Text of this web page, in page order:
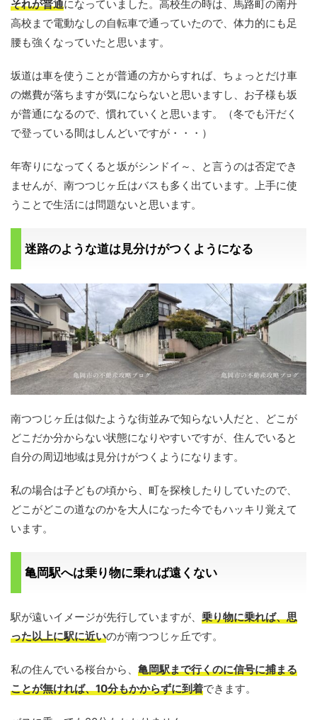
それが普通になっていました。高校生の時は、馬路町の南丹
高校まで電動なしの自転車で通っていたので、体力的にも足
腰も強くなっていたと思います。
坂道は車を使うことが普通の方からすれば、ちょっとだけ車
の燃費が落ちますが気にならないと思いますし、お子様も坂
が普通になるので、慣れていくと思います。（冬でも汗だく
で登っている間はしんどいですが・・・）
年寄りになってくると坂がシンドイ～、と言うのは否定でき
ませんが、南つつじヶ丘はバスも多く出ています。上手に使
うことで生活には問題ないと思います。
迷路のような道は見分けがつくようになる
南つつじヶ丘は似たような街並みで知らない人だと、どこが
どこだか分からない状態になりやすいですが、住んでいると
自分の周辺地域は見分けがつくようになります。
私の場合は子どもの頃から、町を探検したりしていたので、
どこがどこの道なのかを大人になった今でもハッキリ覚えて
います。
亀岡駅へは乗り物に乗れば遠くない
駅が遠いイメージが先行していますが、 乗り物に乗れば、思
った以上に駅に近いのが南つつじヶ丘です。
私の住んでいる桜台から、 亀岡駅まで行くのに信号に捕まる
ことが無ければ、10分もかからずに到着できます。